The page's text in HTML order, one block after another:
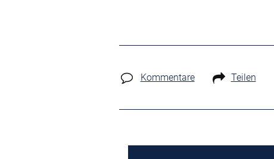
Kommentare Teilen